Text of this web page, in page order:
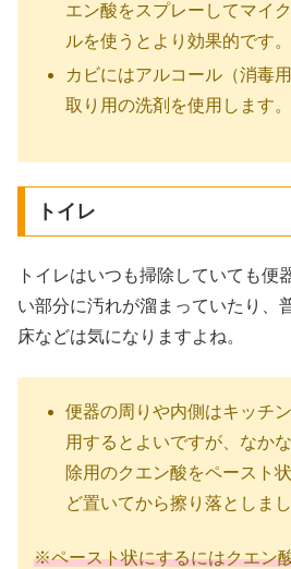
エン酸をスプレーしてマイ
ルを使うとより効果的です。
カビにはアルコール（消毒
取り用の洗剤を使用します。
トイレ
トイレはいつも掃除していても便
い部分に汚れが溜まっていたり、
床などは気になりますよね。
便器の周りや内側はキッチ
用するとよいですが、なか
除用のクエン酸をペースト
ど置いてから擦り落としまし
※ペースト状にするにはクエン